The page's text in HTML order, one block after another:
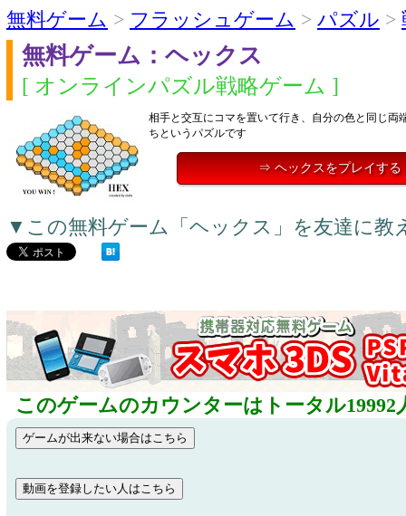
無料ゲーム > フラッシュゲーム > パズル >
無料ゲーム：ヘックス
[ オンラインパズル戦略ゲーム ]
相手と交互にコマを置いて行き、自分の色と同じ両
ちというパズルです
⇒ ヘックスをプレイする
▼この無料ゲーム「ヘックス」を友達に教
このゲームのカウンターはトータル19992